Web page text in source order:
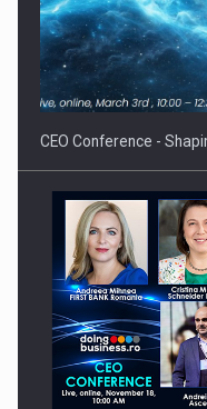
Hard Enduro Piatra
CEO Conference -